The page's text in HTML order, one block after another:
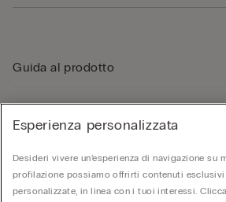
Guida al prodotto
Area Legale
Esperienza personalizzata
Desideri vivere un’esperienza di navigazione su
profilazione possiamo offrirti contenuti esclusivi
personalizzate, in linea con i tuoi interessi.